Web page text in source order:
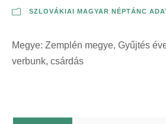
SZLOVÁKIAI MAGYAR NÉPTÁNC
Megye: Zemplén megye, Gyűjtés
verbunk, csárdás